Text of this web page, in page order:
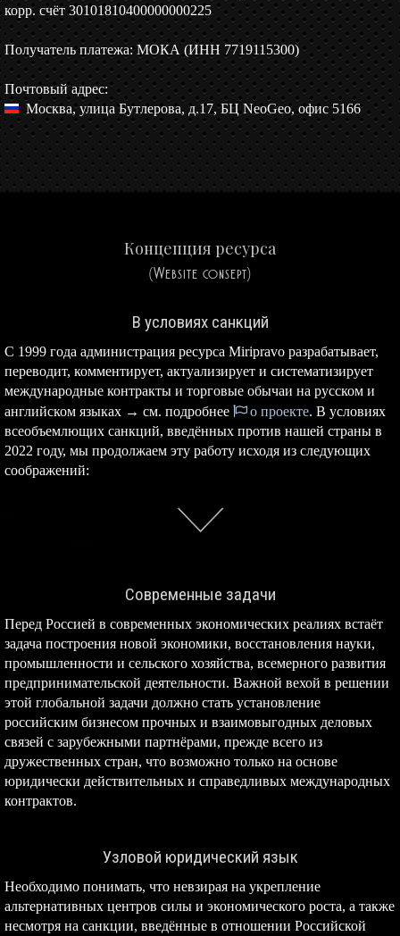
корр. счёт 30101810400000000225
Получатель платежа: МОКА (ИНН 7719115300)
Почтовый адрес:
Москва, улица Бутлерова, д.17, БЦ NeoGeo, офис 5166
Концепция ресурса
(Website consept)
В условиях санкций
С 1999 года администрация ресурса Miripravo разрабатывает,
переводит, комментирует, актуализирует и систематизирует
международные контракты и торговые обычаи на русском и
английском языках → см. подробнее
о проекте. В условиях
всеобъемлющих санкций, введённых против нашей страны в
2022 году, мы продолжаем эту работу исходя из следующих
соображений:
Современные задачи
Перед Россией в современных экономических реалиях встаёт
задача построения новой экономики, восстановления науки,
промышленности и сельского хозяйства, всемерного развития
предпринимательской деятельности. Важной вехой в решении
этой глобальной задачи должно стать установление
российским бизнесом прочных и взаимовыгодных деловых
связей с зарубежными партнёрами, прежде всего из
дружественных стран, что возможно только на основе
юридически действительных и справедливых международных
контрактов.
Узловой юридический язык
Необходимо понимать, что невзирая на укрепление
альтернативных центров силы и экономического роста, а также
несмотря на санкции, введённые в отношении Российской